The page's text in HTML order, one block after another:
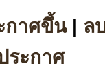
กาศขึ้น| ล
ระกาศ